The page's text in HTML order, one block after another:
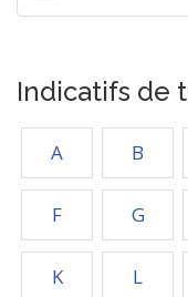
Indicatifs de
A B
F G
K L